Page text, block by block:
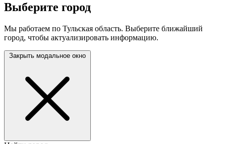
Выберите город
Мы работаем по Тульская область. Выберите ближайший
город, чтобы актуализировать информацию.
Закрыть модальное окно